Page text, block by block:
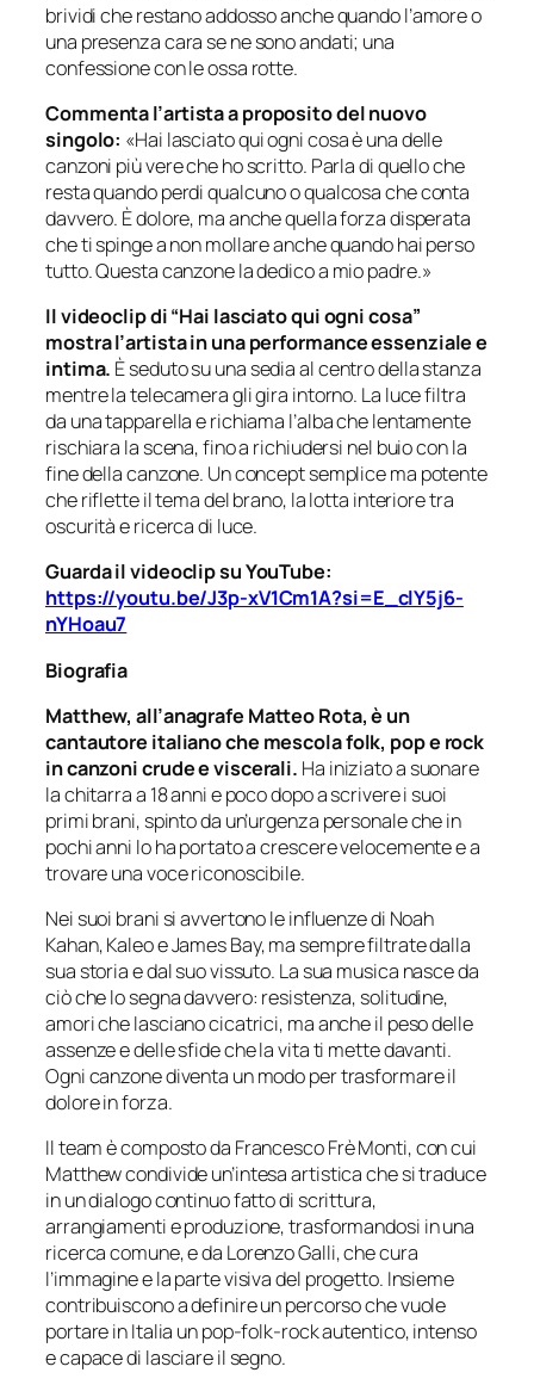
brividi che restano addosso anche quando l’amore o
una presenza cara se ne sono andati; una
confessione con le ossa rotte.
Commenta l’artista a proposito del nuovo
singolo: «Hai lasciato qui ogni cosa è una delle
canzoni più vere che ho scritto. Parla di quello che
resta quando perdi qualcuno o qualcosa che conta
davvero. È dolore, ma anche quella forza disperata
che ti spinge a non mollare anche quando hai perso
tutto. Questa canzone la dedico a mio padre.»
Il videoclip di “Hai lasciato qui ogni cosa”
mostra l’artista in una performance essenziale e
intima. È seduto su una sedia al centro della stanza
mentre la telecamera gli gira intorno. La luce filtra
da una tapparella e richiama l’alba che lentamente
rischiara la scena, fino a richiudersi nel buio con la
fine della canzone. Un concept semplice ma potente
che riflette il tema del brano, la lotta interiore tra
oscurità e ricerca di luce.
Guarda il videoclip su YouTube:
https://youtu.be/J3p-xV1Cm1A?si=E_clY5j6-
nYHoau7
Biografia
Matthew, all’anagrafe Matteo Rota, è un
cantautore italiano che mescola folk, pop e rock
in canzoni crude e viscerali. Ha iniziato a suonare
la chitarra a 18 anni e poco dopo a scrivere i suoi
primi brani, spinto da un’urgenza personale che in
pochi anni lo ha portato a crescere velocemente e a
trovare una voce riconoscibile.
Nei suoi brani si avvertono le influenze di Noah
Kahan, Kaleo e James Bay, ma sempre filtrate dalla
sua storia e dal suo vissuto. La sua musica nasce da
ciò che lo segna davvero: resistenza, solitudine,
amori che lasciano cicatrici, ma anche il peso delle
assenze e delle sfide che la vita ti mette davanti.
Ogni canzone diventa un modo per trasformare il
dolore in forza.
Il team è composto da Francesco Frè Monti, con cui
Matthew condivide un’intesa artistica che si traduce
in un dialogo continuo fatto di scrittura,
arrangiamenti e produzione, trasformandosi in una
ricerca comune, e da Lorenzo Galli, che cura
l’immagine e la parte visiva del progetto. Insieme
contribuiscono a definire un percorso che vuole
portare in Italia un pop-folk-rock autentico, intenso
e capace di lasciare il segno.